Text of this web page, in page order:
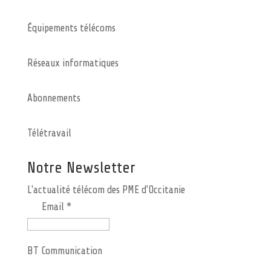
Équipements télécoms
Réseaux informatiques
Abonnements
Télétravail
Notre Newsletter
L'actualité télécom des PME d'Occitanie
Email *
BT Communication